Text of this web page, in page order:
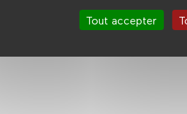
Tout accepter